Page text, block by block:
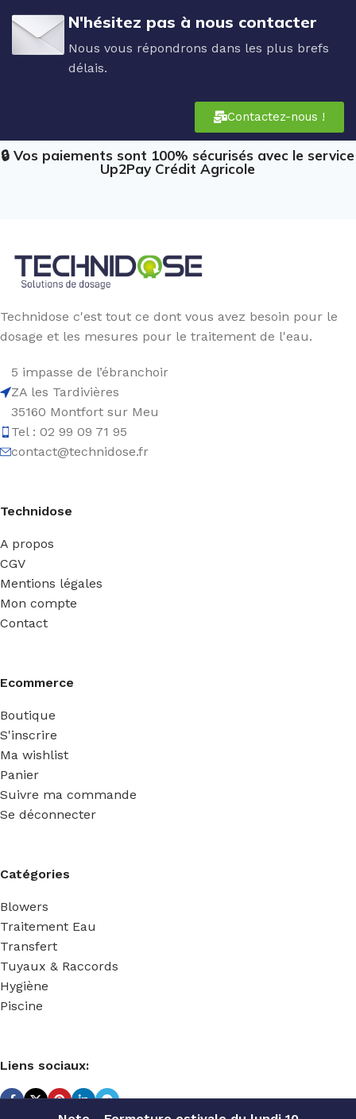
N'hésitez pas à nous contacter
Nous vous répondrons dans les plus brefs
délais.
Contactez-nous !
🔒 Vos paiements sont 100% sécurisés avec le service
Up2Pay Crédit Agricole
Technidose c'est tout ce dont vous avez besoin pour le
dosage et les mesures pour le traitement de l'eau.
5 impasse de l’ébranchoir
ZA les Tardivières
35160 Montfort sur Meu
Tel : 02 99 09 71 95
contact@technidose.fr
Technidose
A propos
CGV
Mentions légales
Mon compte
Contact
Ecommerce
Boutique
S'inscrire
Ma wishlist
Panier
Suivre ma commande
Se déconnecter
Catégories
Blowers
Traitement Eau
Transfert
Tuyaux & Raccords
Hygiène
Piscine
Liens sociaux: